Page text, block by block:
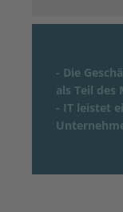
- Die
als Teil des
- IT leistet